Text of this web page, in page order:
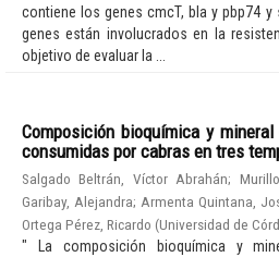
contiene los genes cmcT, bla y pbp74
genes están involucrados en la
objetivo de evaluar la ...
Composición bioquímica y
consumidas por cabras en tres
Salgado Beltrán, Víctor Abrahán;
Garibay, Alejandra; Armenta Quintana,
Ortega Pérez, Ricardo (Universidad de
" La composición bioquímica y